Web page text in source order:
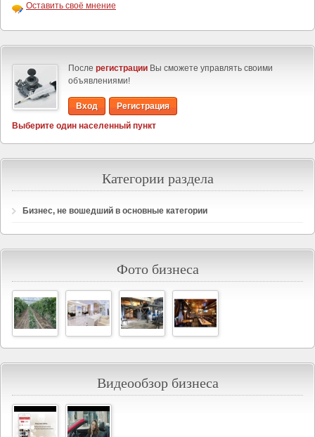
Оставить своё мнение
После регистрации Вы сможете управлять своими
объявлениями!
Вход
Регистрация
Выберите один населенный пункт
Категории раздела
Бизнес, не вошедший в основные категории
Фото бизнеса
Видеообзор бизнеса